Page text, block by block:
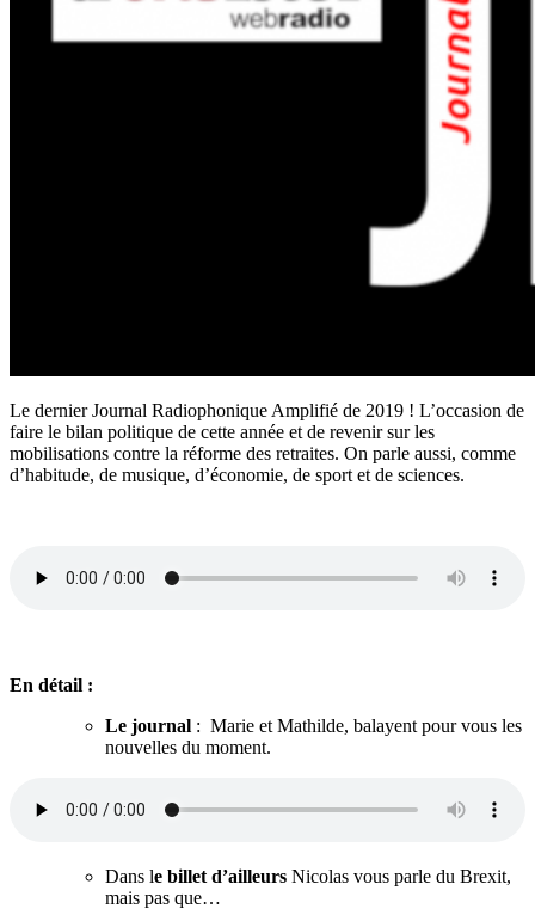
Le dernier Journal Radiophonique Amplifié de 2019 ! L’occasion de
faire le bilan politique de cette année et de revenir sur les
mobilisations contre la réforme des retraites. On parle aussi, comme
d’habitude, de musique, d’économie, de sport et de sciences.
En détail :
Le journal : Marie et Mathilde, balayent pour vous les
nouvelles du moment.
Dans le billet d’ailleurs Nicolas vous parle du Brexit,
mais pas que…